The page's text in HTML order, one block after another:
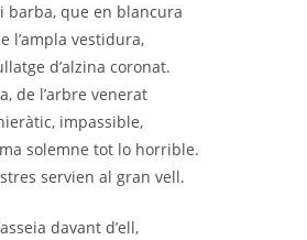
barba, que en blancura
l’ampla vestidura,
d’alzina coronat.
de l’arbre venerat
impassible,
solemne tot lo horrible.
servien al gran vell.
davant d’ell,